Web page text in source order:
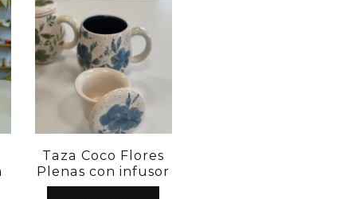
Taza Coco Flores
Plenas con infusor